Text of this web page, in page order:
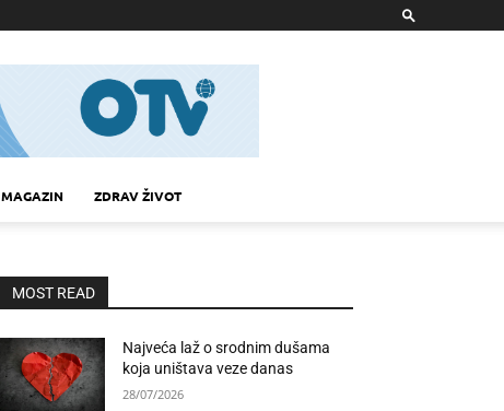
MAGAZIN ZDRAV ŽIVOT
MOST READ
Najveća laž o srodnim dušama
koja uništava veze danas
28/07/2026